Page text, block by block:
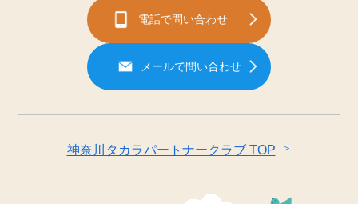
電話で問い合わせ
メールで問い合わせ
神奈川タカラパートナークラブ TOP ＞